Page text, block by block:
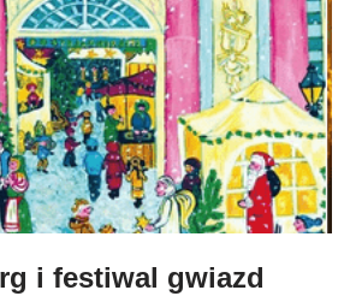
i festiwal gwiazd